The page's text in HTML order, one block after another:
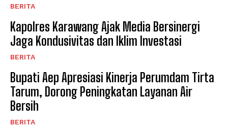
BERITA
Kapolres Karawang Ajak Media Bersinergi
Jaga Kondusivitas dan Iklim Investasi
BERITA
Bupati Aep Apresiasi Kinerja Perumdam Tirta
Tarum, Dorong Peningkatan Layanan Air
Bersih
BERITA